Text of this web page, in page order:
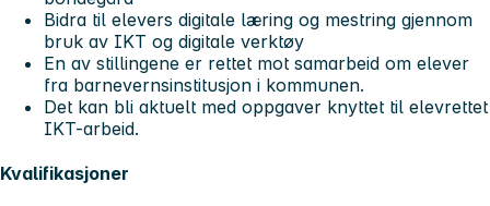
Bidra til elevers digitale læring og mestring gjennom
bruk av IKT og digitale verktøy
En av stillingene er rettet mot samarbeid om elever
fra barnevernsinstitusjon i kommunen.
Det kan bli aktuelt med oppgaver knyttet til elevrettet
IKT-arbeid.
Kvalifikasjoner